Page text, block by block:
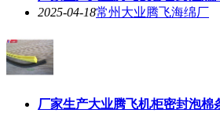
2025-04-18常州大业腾飞海绵厂
厂家生产大业腾飞机柜密封泡棉